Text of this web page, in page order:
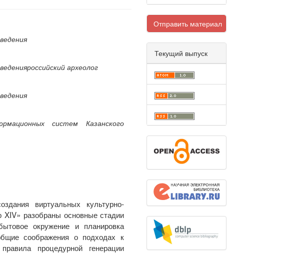
археолог
систем Казанского
виртуальных культурно-
XIV» разобраны основные стадии
окружение и планировка
соображения о подходах к
процедурной генерации
Отправить материал
Текущий выпуск